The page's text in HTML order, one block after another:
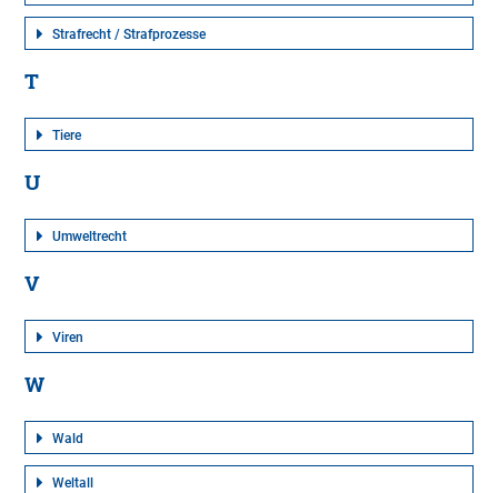
Strafrecht / Strafprozesse
T
Tiere
U
Umweltrecht
V
Viren
W
Wald
Weltall